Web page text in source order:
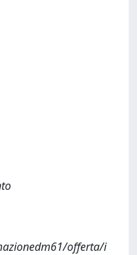
offerta/i